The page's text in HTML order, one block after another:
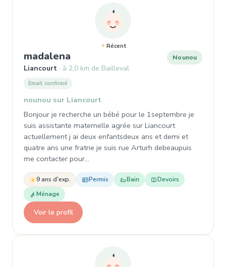
Récent
madalena , Garde d'enfant à Liancourt
Liancourt à 2,0 km de Bailleval
Nounou
Email confirmé
nounou sur Liancourt
Bonjour je recherche un bébé pour le 1septembre je
suis assistante maternelle agrée sur Liancourt
actuellement j ai deux enfantsdeux ans et demi et
quatre ans une fratrie je suis rue Arturh debeaupuis
me contacter pour…
9 ans d'exp. Permis Bain
Devoirs
Ménage
Voir le profil